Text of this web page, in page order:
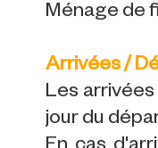
Ménage de
Arrivées /
Les
jour du